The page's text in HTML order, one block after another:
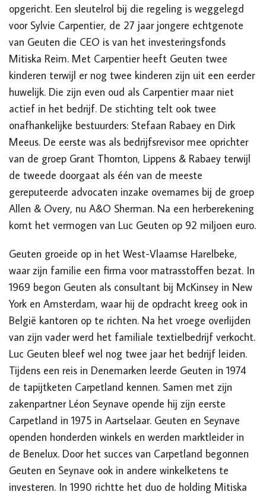
opgericht. Een sleutelrol bij die regeling is weggelegd
voor Sylvie Carpentier, de 27 jaar jongere echtgenote
van Geuten die CEO is van het investeringsfonds
Mitiska Reim. Met Carpentier heeft Geuten twee
kinderen terwijl er nog twee kinderen zijn uit een eerder
huwelijk. Die zijn even oud als Carpentier maar niet
actief in het bedrijf. De stichting telt ook twee
onafhankelijke bestuurders: Stefaan Rabaey en Dirk
Meeus. De eerste was als bedrijfsrevisor mee oprichter
van de groep Grant Thornton, Lippens & Rabaey terwijl
de tweede doorgaat als één van de meeste
gereputeerde advocaten inzake overnames bij de groep
Allen & Overy, nu A&O Sherman. Na een herberekening
komt het vermogen van Luc Geuten op 92 miljoen euro.
Geuten groeide op in het West-Vlaamse Harelbeke,
waar zijn familie een firma voor matrasstoffen bezat. In
1969 begon Geuten als consultant bij McKinsey in New
York en Amsterdam, waar hij de opdracht kreeg ook in
België kantoren op te richten. Na het vroege overlijden
van zijn vader werd het familiale textielbedrijf verkocht.
Luc Geuten bleef wel nog twee jaar het bedrijf leiden.
Tijdens een reis in Denemarken leerde Geuten in 1974
de tapijtketen Carpetland kennen. Samen met zijn
zakenpartner Léon Seynave opende hij zijn eerste
Carpetland in 1975 in Aartselaar. Geuten en Seynave
openden honderden winkels en werden marktleider in
de Benelux. Door het succes van Carpetland begonnen
Geuten en Seynave ook in andere winkelketens te
investeren. In 1990 richtte het duo de holding Mitiska